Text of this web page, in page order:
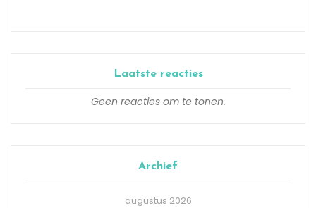
Laatste reacties
Geen reacties om te tonen.
Archief
augustus 2026